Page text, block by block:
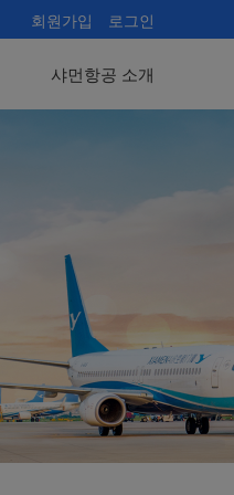
회원가입 로그인
샤먼항공 소개